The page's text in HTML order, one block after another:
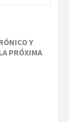
Y
PRÓXIMA